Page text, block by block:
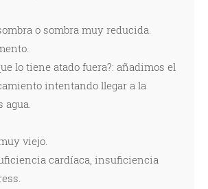
o sombra muy reducida.
lo tiene atado fuera?: añadimos el
intentando llegar a la
agua.
viejo.
cardíaca, insuficiencia